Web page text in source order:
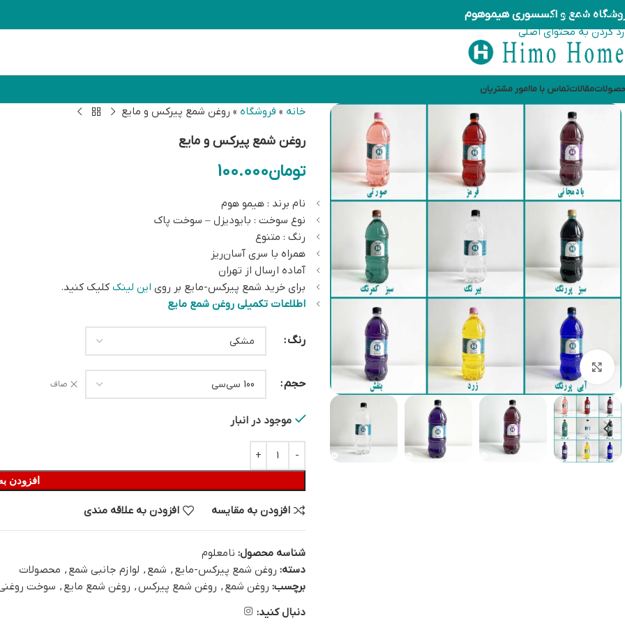
رد کردن به ناوبری
رد کردن به محتوای اصلی
شمع و اکسسوری هیموهوم
مقالاتتماس با ماامور مشتریان
بزرگنمایی تصویر
خانه » فروشگاه » روغن شمع پیرکس و مایع
روغن شمع پیرکس و مایع
تومان100.000
نام برند : هیمو هوم
نوع سوخت : بایودیزل – سوخت پاک
رنگ : متنوع
همراه با سری آسان‌ریز
آماده ارسال از تهران
برای خرید شمع پیرکس-مایع بر روی این لینک کلیک کنید.
اطلاعات تکمیلی روغن شمع مایع
رنگ
حجم صاف
موجود در انبار
افزودن
افزودن به مقایسه افزودن به علاقه مندی
شناسه محصول: نامعلوم
دسته: روغن شمع پیرکس-مایع , شمع , لوازم جانبی شمع , محصولات
برچسب: روغن شمع , روغن شمع پیرکس, روغن شمع مایع , سوخت
دنبال کنید: